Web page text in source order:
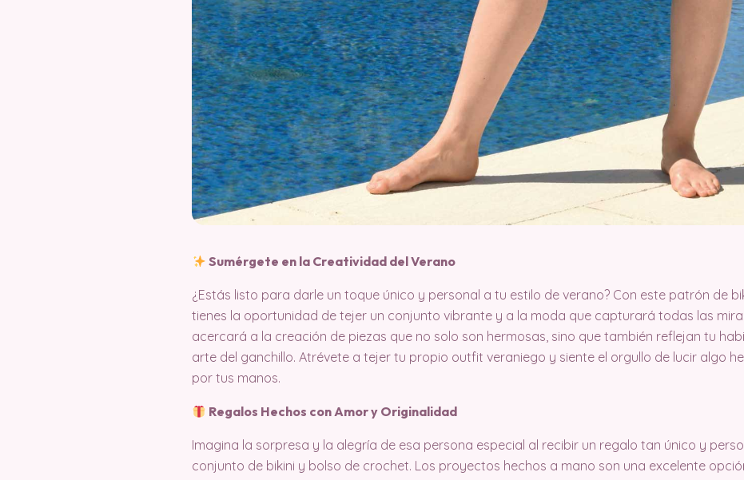
Sumérgete en la Creatividad del Verano
¿Estás listo para darle un toque único y personal a tu estilo de verano? Con este patrón de
tienes la oportunidad de tejer un conjunto vibrante y a la moda que capturará todas las
acercará a la creación de piezas que no solo son hermosas, sino que también reflejan tu
arte del ganchillo. Atrévete a tejer tu propio outfit veraniego y siente el orgullo de lucir algo
por tus manos.
Regalos Hechos con Amor y Originalidad
Imagina la sorpresa y la alegría de esa persona especial al recibir un regalo tan único y
conjunto de bikini y bolso de crochet. Los proyectos hechos a mano son una excelente